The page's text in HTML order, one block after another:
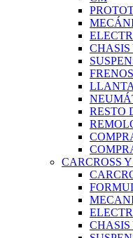
CHASIS
FRENOS
RESTO
CARCROSS
CHASIS